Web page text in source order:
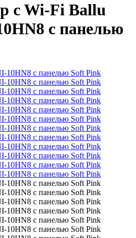
c Wi-Fi Ballu
с панелью